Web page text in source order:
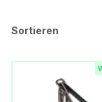
Sortieren